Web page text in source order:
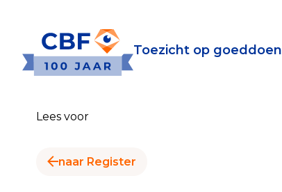
Toezicht op goeddoen
Toezicht op goeddoen
Lees voor
naar Register